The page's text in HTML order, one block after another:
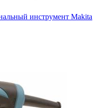
инструмент Makita